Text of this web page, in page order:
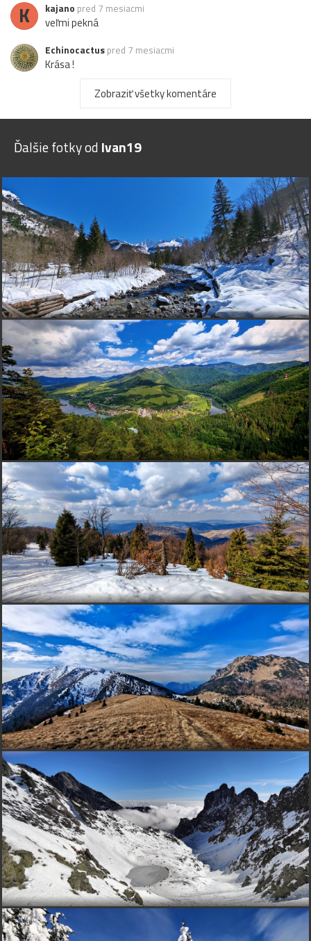
K kajano pred 7 mesiacmi
veľmi pekná
Echinocactus pred 7 mesiacmi
Krása !
Zobraziť všetky komentáre
Ďalšie fotky od Ivan19